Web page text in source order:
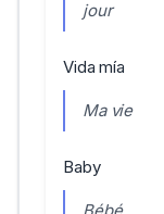
jour
Vida mía
Ma vie
Baby